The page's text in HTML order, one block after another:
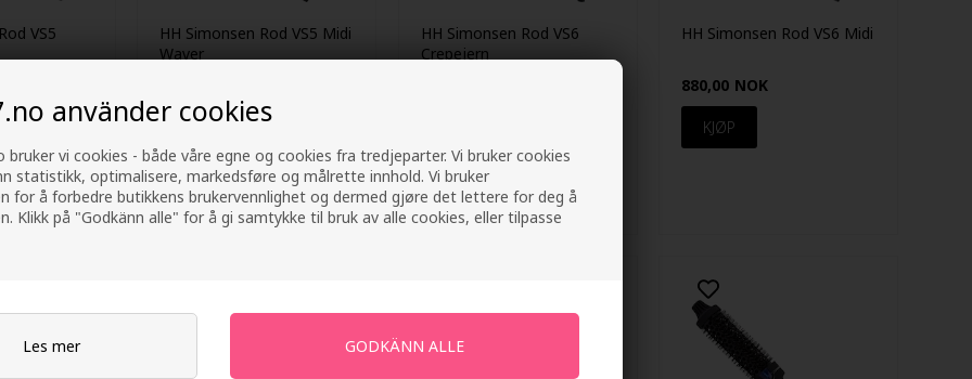
använder cookies
bruker vi cookies - både våre egne og cookies fra tredjeparter. Vi bruker cookies
statistikk, optimalisere, markedsføre og målrette innhold. Vi bruker
for å forbedre butikkens brukervennlighet og dermed gjøre det lettere for deg å
Klikk på "Godkänn alle" for å gi samtykke til bruk av alle cookies, eller tilpasse
Les mer
VS5
HH Simonsen Rod VS5 Midi
Waver
HH Simonsen Rod VS6
Crepejern
HH Simonsen Rod VS6 Midi
880,00 NOK